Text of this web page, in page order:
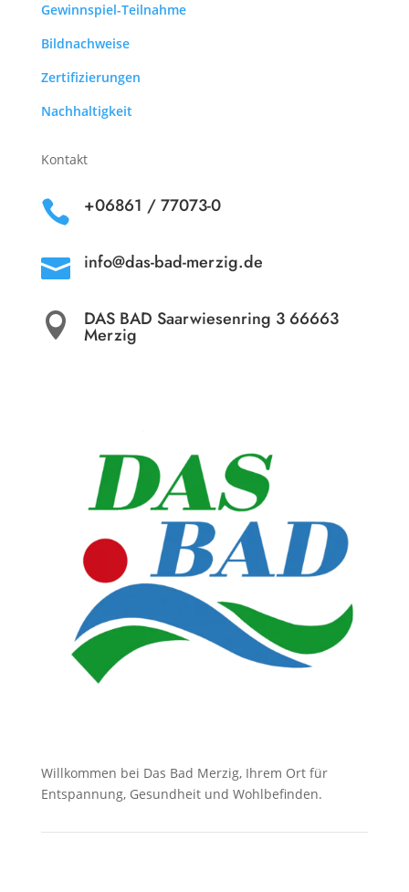
Gewinnspiel-Teilnahme
Bildnachweise
Zertifizierungen
Nachhaltigkeit
Kontakt
 +06861 / 77073-0
 info@das-bad-merzig.de
 DAS BAD Saarwiesenring 3 66663
Merzig
Willkommen bei Das Bad Merzig, Ihrem Ort für
Entspannung, Gesundheit und Wohlbefinden.